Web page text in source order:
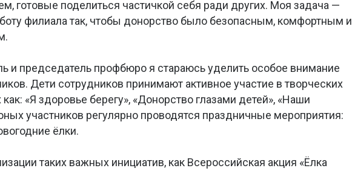
готовые поделиться частичкой себя ради других. Моя задача —
филиала так, чтобы донорство было безопасным, комфортным и
и председатель профбюро я стараюсь уделить особое внимание
Дети сотрудников принимают активное участие в творческих
как: «Я здоровье берегу», «Донорство глазами детей», «Наши
участников регулярно проводятся праздничные мероприятия:
ёлки.
таких важных инициатив, как Всероссийская акция «Ёлка